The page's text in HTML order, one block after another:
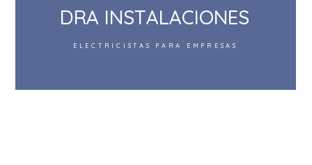
DRA INSTALACIONES
ELECTRICISTAS PARA EMPRESAS